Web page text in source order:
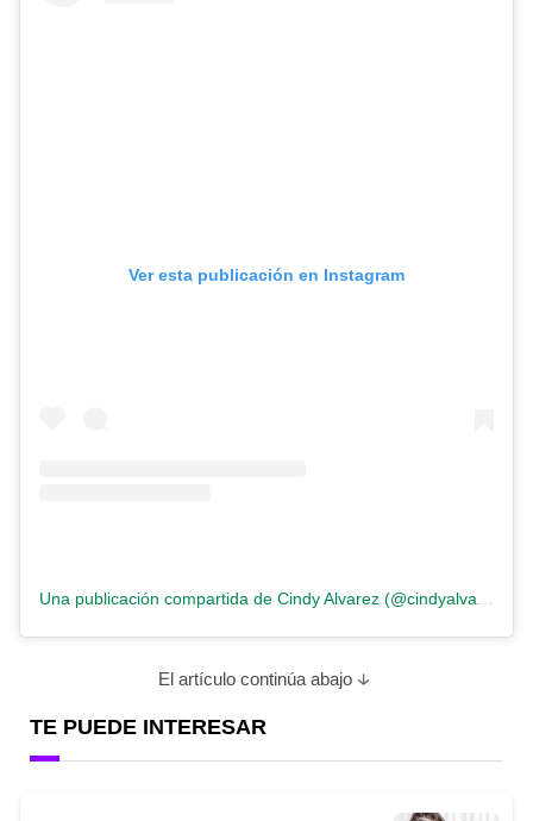
Ver esta publicación en Instagram
El artículo continúa abajo
TE PUEDE INTERESAR